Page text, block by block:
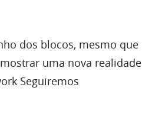
dos blocos, mesmo que
uma nova realidade
Seguiremos